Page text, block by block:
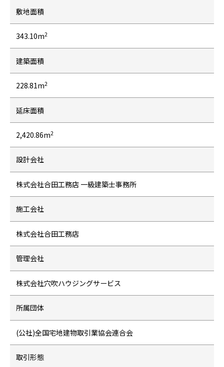
敷地面積
343.10m2
建築面積
228.81m2
延床面積
2,420.86m2
設計会社
株式会社合田工務店 一級建築士事務所
施工会社
株式会社合田工務店
管理会社
株式会社穴吹ハウジングサービス
所属団体
(公社)全国宅地建物取引業協会連合会
取引形態